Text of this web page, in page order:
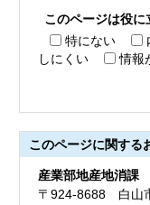
このページは役に
特にない
しにくい
情報
このページに関する
産業部地産地消課
〒924-8688 白山